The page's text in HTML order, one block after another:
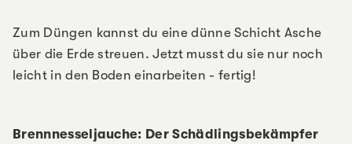
Zum Düngen kannst du eine dünne Schicht Asche
über die Erde streuen. Jetzt musst du sie nur noch
leicht in den Boden einarbeiten - fertig!
Brennnesseljauche: Der Schädlingsbekämpfer